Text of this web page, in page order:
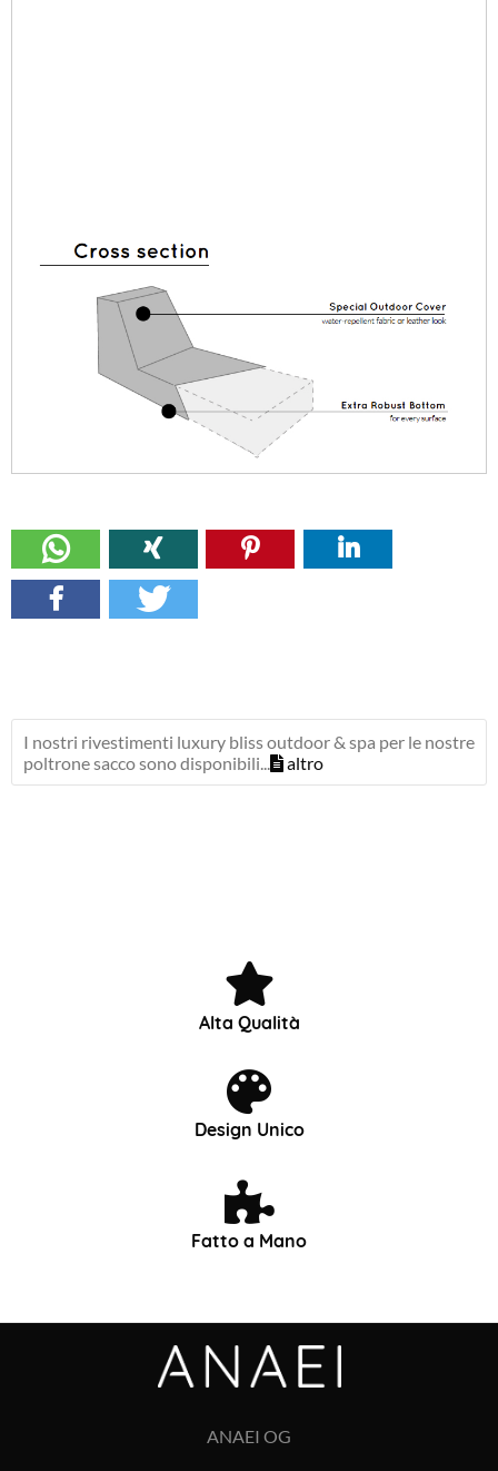
I nostri rivestimenti luxury bliss outdoor & spa per le nostre
poltrone sacco sono disponibili...
altro
Alta Qualità
Design Unico
Fatto a Mano
ANAEI OG